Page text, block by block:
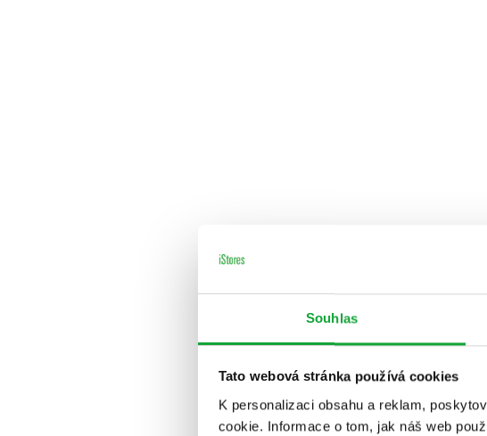
Souhlas
Tato webová stránka používá cookies
K personalizaci obsahu a reklam,
cookie. Informace o tom, jak náš web